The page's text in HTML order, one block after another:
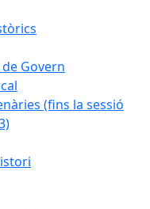
Govern
(fins la sessió